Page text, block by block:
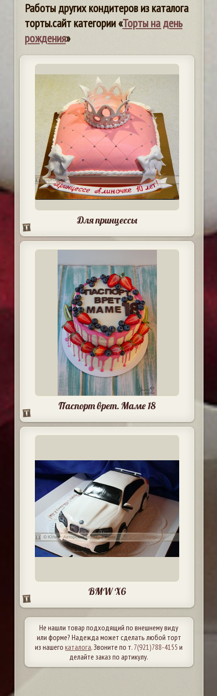
Работы других кондитеров из каталога
торты.сайт категории «Торты на день
рождения»
Для принцессы
Паспорт врет. Маме 18
BMW X6
Не нашли товар подходящий по внешнему виду
или форме? Надежда может сделать любой торт
из нашегокаталога. Звоните по т. 7(921)788-4155 и
делайте заказ по артикулу.